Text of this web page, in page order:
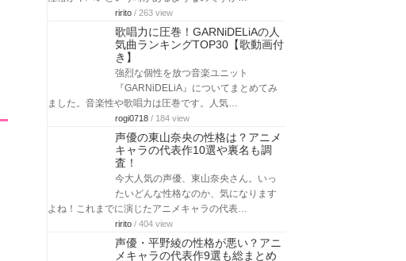
ririto / 263 view
歌唱力に圧巻！GARNiDELiAの人
気曲ランキングTOP30【歌動画付
き】
強烈な個性を放つ音楽ユニット
『GARNiDELiA』についてまとめてみ
ました。音楽性や歌唱力は圧巻です。人気…
rogi0718 / 184 view
声優の東山奈央の性格は？アニメ
キャラの代表作10選や裏名も調
査！
今大人気の声優、東山奈央さん。いっ
たいどんな性格なのか、気になります
よね！これまでに演じたアニメキャラの代表…
ririto / 404 view
声優・平野綾の性格が悪い？アニ
メキャラの代表作9選も総まとめ